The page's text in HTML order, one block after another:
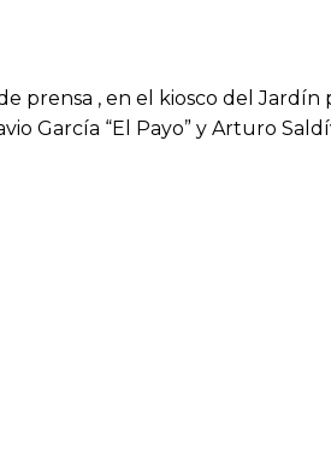
prensa , en el kiosco del Jardín
García “El Payo” y Arturo